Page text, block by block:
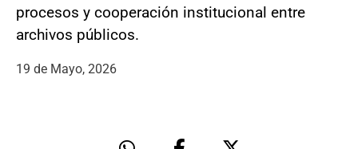
procesos y cooperación institucional entre
archivos públicos.
19 de Mayo, 2026